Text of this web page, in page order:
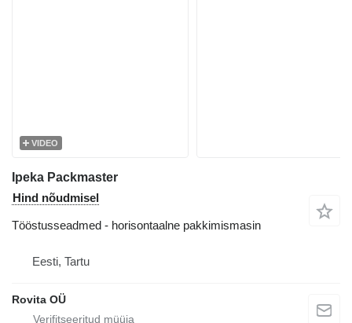
VIDEO
Ipeka Packmaster
Hind nõudmisel
Tööstusseadmed - horisontaalne pakkimismasin
Eesti, Tartu
Rovita OÜ